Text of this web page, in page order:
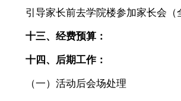
引导家长前去学院楼参加家长会（
十三、经费预算：
十四、后期工作：
（一）活动后会场处理